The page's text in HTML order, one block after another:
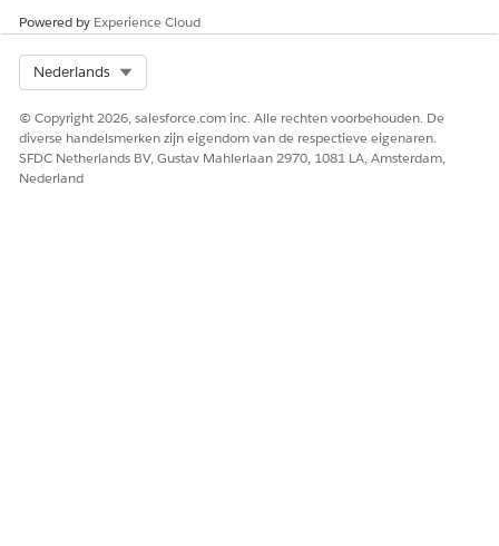
Powered by Experience Cloud
Nederlands
© Copyright 2026, salesforce.com inc. Alle rechten voorbehouden. De
diverse handelsmerken zijn eigendom van de respectieve eigenaren.
SFDC Netherlands BV, Gustav Mahlerlaan 2970, 1081 LA, Amsterdam,
Nederland